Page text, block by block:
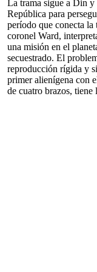
La trama sigue a Din
República para
período que conecta
coronel Ward,
una misión en el
secuestrado. El
reproducción rígida y
primer alienígena con
de cuatro brazos, tiene